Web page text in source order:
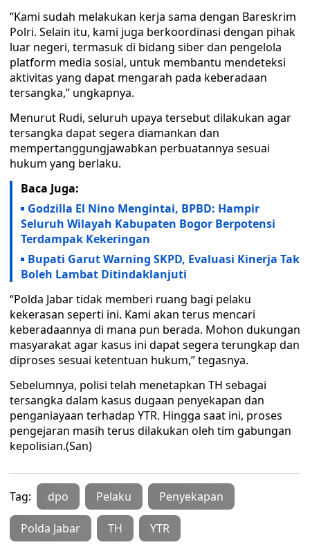
“Kami sudah melakukan kerja sama dengan Bareskrim
Polri. Selain itu, kami juga berkoordinasi dengan pihak
luar negeri, termasuk di bidang siber dan pengelola
platform media sosial, untuk membantu mendeteksi
aktivitas yang dapat mengarah pada keberadaan
tersangka,” ungkapnya.
Menurut Rudi, seluruh upaya tersebut dilakukan agar
tersangka dapat segera diamankan dan
mempertanggungjawabkan perbuatannya sesuai
hukum yang berlaku.
Baca Juga:
Godzilla El Nino Mengintai, BPBD: Hampir
Seluruh Wilayah Kabupaten Bogor Berpotensi
Terdampak Kekeringan
Bupati Garut Warning SKPD, Evaluasi Kinerja Tak
Boleh Lambat Ditindaklanjuti
“Polda Jabar tidak memberi ruang bagi pelaku
kekerasan seperti ini. Kami akan terus mencari
keberadaannya di mana pun berada. Mohon dukungan
masyarakat agar kasus ini dapat segera terungkap dan
diproses sesuai ketentuan hukum,” tegasnya.
Sebelumnya, polisi telah menetapkan TH sebagai
tersangka dalam kasus dugaan penyekapan dan
penganiayaan terhadap YTR. Hingga saat ini, proses
pengejaran masih terus dilakukan oleh tim gabungan
kepolisian.(San)
Tag: dpo Pelaku Penyekapan
Polda Jabar TH YTR